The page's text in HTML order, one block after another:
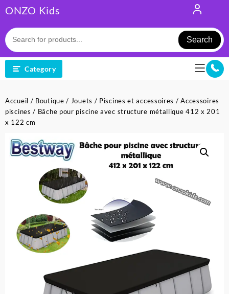
to
content
ONZO Kids
Search
Category
Accueil / Boutique / Jouets / Piscines et accessoires /Accessoires
piscines / Bâche pour piscine avec structure métallique 412 x 201
x 122 cm